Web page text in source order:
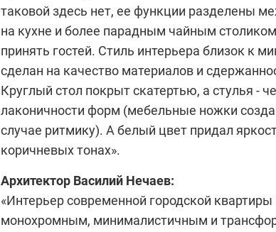
таковой здесь нет, ее функции разделены
на кухне и более парадным чайным
принять гостей. Стиль интерьера близок к
сделан на качество материалов и
Круглый стол покрыт скатертью, а стулья -
лаконичности форм (мебельные ножки
случае ритмику). А белый цвет придал
коричневых тонах».
Архитектор Василий Нечаев:
«Интерьер современной городской
монохромным, минималистичным и